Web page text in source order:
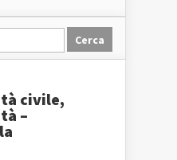
civile,
–